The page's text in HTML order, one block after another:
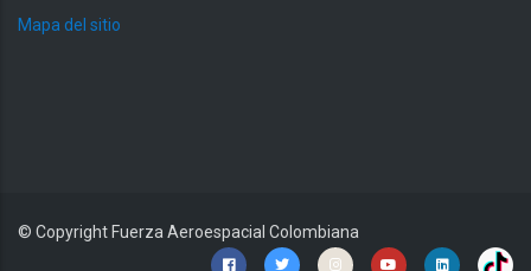
Mapa del sitio
© Copyright Fuerza Aeroespacial Colombiana